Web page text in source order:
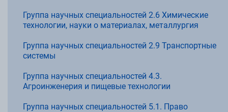
Группа научных специальностей 2.6 Химические
технологии, науки о материалах, металлургия
Группа научных специальностей 2.9 Транспортные
системы
Группа научных специальностей 4.3.
Агроинженерия и пищевые технологии
Группа научных специальностей 5.1. Право